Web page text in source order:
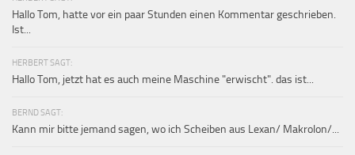
Hallo Tom, hatte vor ein paar Stunden einen Kommentar geschrieben.
Ist...
HERBERT SAGT:
Hallo Tom, jetzt hat es auch meine Maschine "erwischt". das ist...
BERND SAGT:
Kann mir bitte jemand sagen, wo ich Scheiben aus Lexan/ Makrolon/...